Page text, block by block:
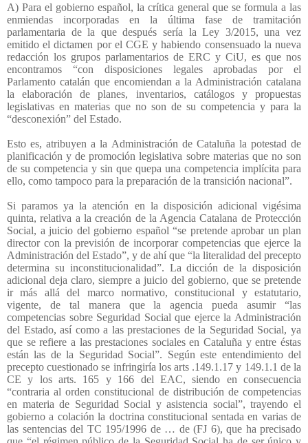
A) Para el gobierno español, la crítica general que se formula a las
enmiendas incorporadas en la última fase de tramitación
parlamentaria de la que después sería la Ley 3/2015, una vez
emitido el dictamen por el CGE y habiendo consensuado la nueva
redacción los grupos parlamentarios de ERC y CiU, es que nos
encontramos “con disposiciones legales aprobadas por el
Parlamento catalán que encomiendan a la Administración catalana
la elaboración de planes, inventarios, catálogos y propuestas
legislativas en materias que no son de su competencia y para la
“desconexión” del Estado.
Esto es, atribuyen a la Administración de Cataluña la potestad de
planificación y de promoción legislativa sobre materias que no son
de su competencia y sin que quepa una competencia implícita para
ello, como tampoco para la preparación de la transición nacional”.
Si paramos ya la atención en la disposición adicional vigésima
quinta, relativa a la creación de la Agencia Catalana de Protección
Social, a juicio del gobierno español “se pretende aprobar un plan
director con la previsión de incorporar competencias que ejerce la
Administración del Estado”, y de ahí que “la literalidad del precepto
determina su inconstitucionalidad”. La dicción de la disposición
adicional deja claro, siempre a juicio del gobierno, que se pretende
ir más allá del marco normativo, constitucional y estatutario,
vigente, de tal manera que la agencia pueda asumir “las
competencias sobre Seguridad Social que ejerce la Administración
del Estado, así como a las prestaciones de la Seguridad Social, ya
que se refiere a las prestaciones sociales en Cataluña y entre éstas
están las de la Seguridad Social”. Según este entendimiento del
precepto cuestionado se infringiría los arts .149.1.17 y 149.1.1 de la
CE y los arts. 165 y 166 del EAC, siendo en consecuencia
“contraria al orden constitucional de distribución de competencias
en materia de Seguridad Social y asistencia social”, trayendo el
gobierno a colación la doctrina constitucional sentada en varias de
las sentencias del TC 195/1996 de … de (FJ 6), que ha precisado